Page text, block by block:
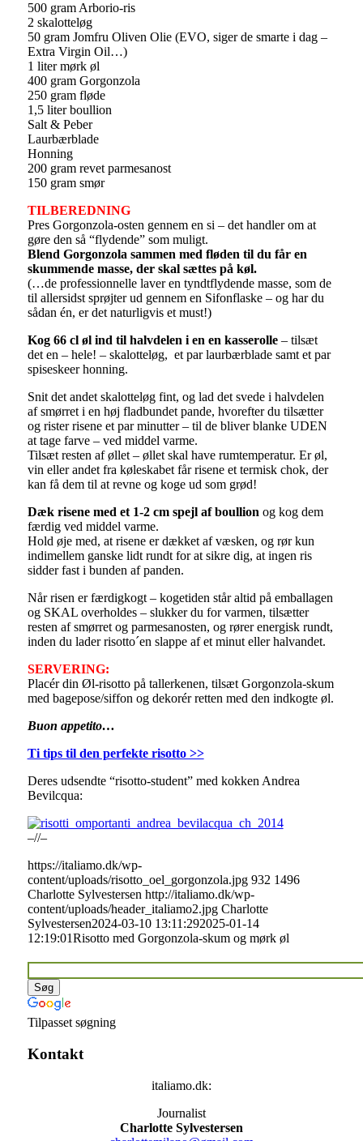
500 gram Arborio-ris
2 skalotteløg
50 gram Jomfru Oliven Olie (EVO, siger de smarte i dag –
Extra Virgin Oil…)
1 liter mørk øl
400 gram Gorgonzola
250 gram fløde
1,5 liter boullion
Salt & Peber
Laurbærblade
Honning
200 gram revet parmesanost
150 gram smør
TILBEREDNING
Pres Gorgonzola-osten gennem en si – det handler om at
gøre den så “flydende” som muligt.
Blend Gorgonzola sammen med fløden til du får en
skummende masse, der skal sættes på køl.
(…de professionnelle laver en tyndtflydende masse, som de
til allersidst sprøjter ud gennem en Sifonflaske – og har du
sådan én, er det naturligvis et must!)
Kog 66 cl øl ind til halvdelen i en en kasserolle– tilsæt
det en – hele! – skalotteløg, et par laurbærblade samt et par
spiseskeer honning.
Snit det andet skalotteløg fint, og lad det svede i halvdelen
af smørret i en høj fladbundet pande, hvorefter du tilsætter
og rister risene et par minutter – til de bliver blanke UDEN
at tage farve – ved middel varme.
Tilsæt resten af øllet – øllet skal have rumtemperatur. Er øl,
vin eller andet fra køleskabet får risene et termisk chok, der
kan få dem til at revne og koge ud som grød!
Dæk risene med et 1-2 cm spejl af boullion og kog dem
færdig ved middel varme.
Hold øje med, at risene er dækket af væsken, og rør kun
indimellem ganske lidt rundt for at sikre dig, at ingen ris
sidder fast i bunden af panden.
Når risen er færdigkogt – kogetiden står altid på emballagen
og SKAL overholdes – slukker du for varmen, tilsætter
resten af smørret og parmesanosten, og rører energisk rundt,
inden du lader risotto´en slappe af et minut eller halvandet.
SERVERING:
Placér din Øl-risotto på tallerkenen, tilsæt Gorgonzola-skum
med bagepose/siffon og dekorér retten med den indkogte øl.
Buon appetito…
Ti tips til den perfekte risotto >>
Deres udsendte “risotto-student” med kokken Andrea
Bevilcqua:
–//–
https://italiamo.dk/wp-
content/uploads/risotto_oel_gorgonzola.jpg 932 1496
Charlotte Sylvestersen http://italiamo.dk/wp-
content/uploads/header_italiamo2.jpg Charlotte
Sylvestersen2024-03-10 13:11:292025-01-14
12:19:01Risotto med Gorgonzola-skum og mørk øl
Tilpasset søgning
Kontakt
italiamo.dk:
Journalist
Charlotte Sylvestersen